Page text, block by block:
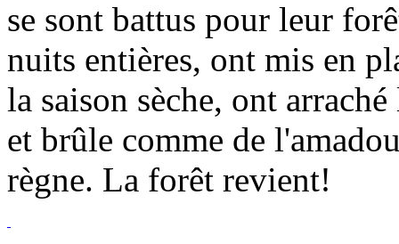
se sont battus pour leur
nuits entières, ont mis en
la saison sèche, ont
et brûle comme de
règne. La forêt revient!